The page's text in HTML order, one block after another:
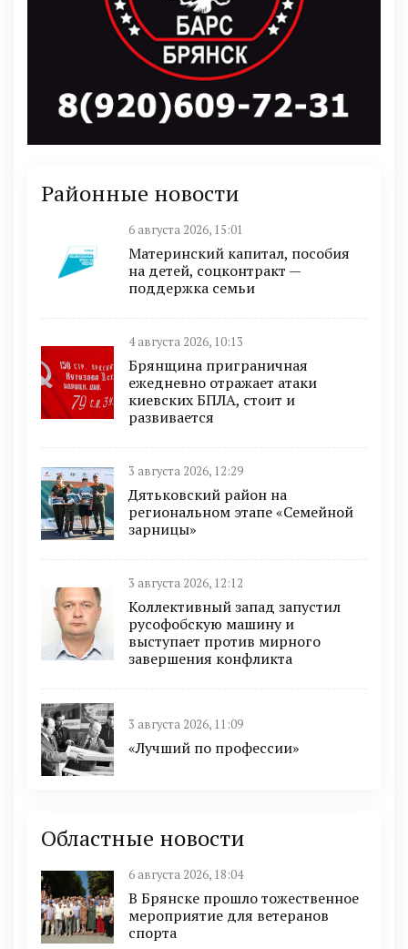
Районные новости
6 августа 2026, 15:01
Материнский капитал, пособия
на детей, соцконтракт —
поддержка семьи
4 августа 2026, 10:13
Брянщина приграничная
ежедневно отражает атаки
киевских БПЛА, стоит и
развивается
3 августа 2026, 12:29
Дятьковский район на
региональном этапе «Семейной
зарницы»
3 августа 2026, 12:12
Коллективный запад запустил
русофобскую машину и
выступает против мирного
завершения конфликта
3 августа 2026, 11:09
«Лучший по профессии»
Областные новости
6 августа 2026, 18:04
В Брянске прошло тожественное
мероприятие для ветеранов
спорта